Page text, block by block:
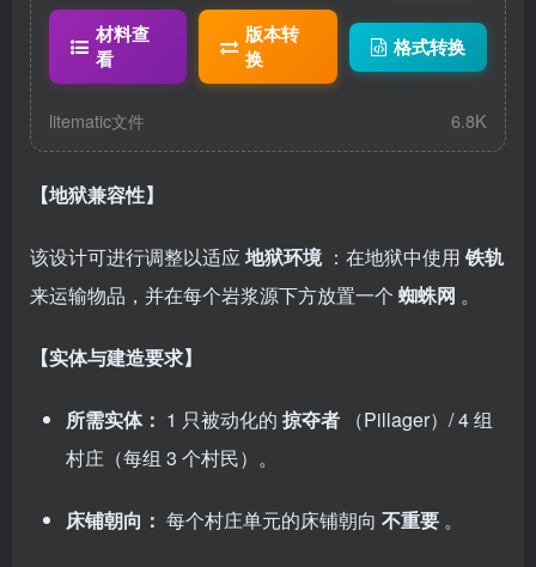
材料查
看
版本转
换
格式转换
litematic文件 6.8K
【地狱兼容性】
该设计可进行调整以适应地狱环境 ：在地狱中使用 铁轨
来运输物品，并在每个岩浆源下方放置一个 蜘蛛网 。
【实体与建造要求】
所需实体： 1 只被动化的 掠夺者
（Pillager）/ 4 组
村庄（每组 3 个村民）。
床铺朝向： 每个村庄单元的床铺朝向 不重要 。